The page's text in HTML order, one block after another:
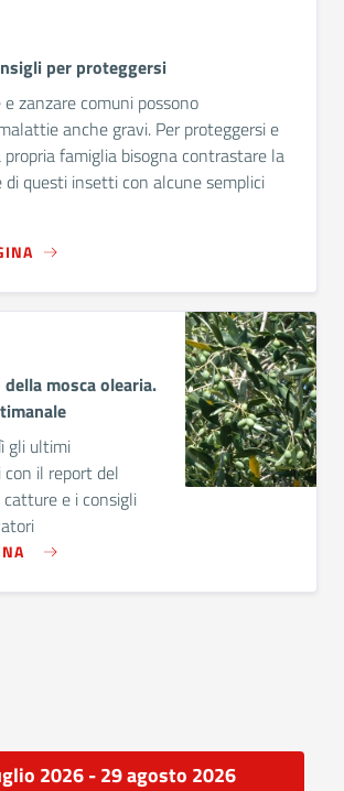
per proteggersi
zanzare comuni possono
anche gravi. Per proteggersi e
famiglia bisogna contrastare la
di questi insetti con alcune semplici
mosca olearia.
gli ultimi
il report del
e i consigli
2026 - 29 agosto 2026